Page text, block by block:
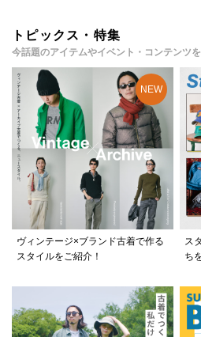
トピックス・特集
今話題のアイテムやイベント・コンテンツ
ヴィンテージ×ブランド古着で作る
スタイルをご紹介！
ス
ち